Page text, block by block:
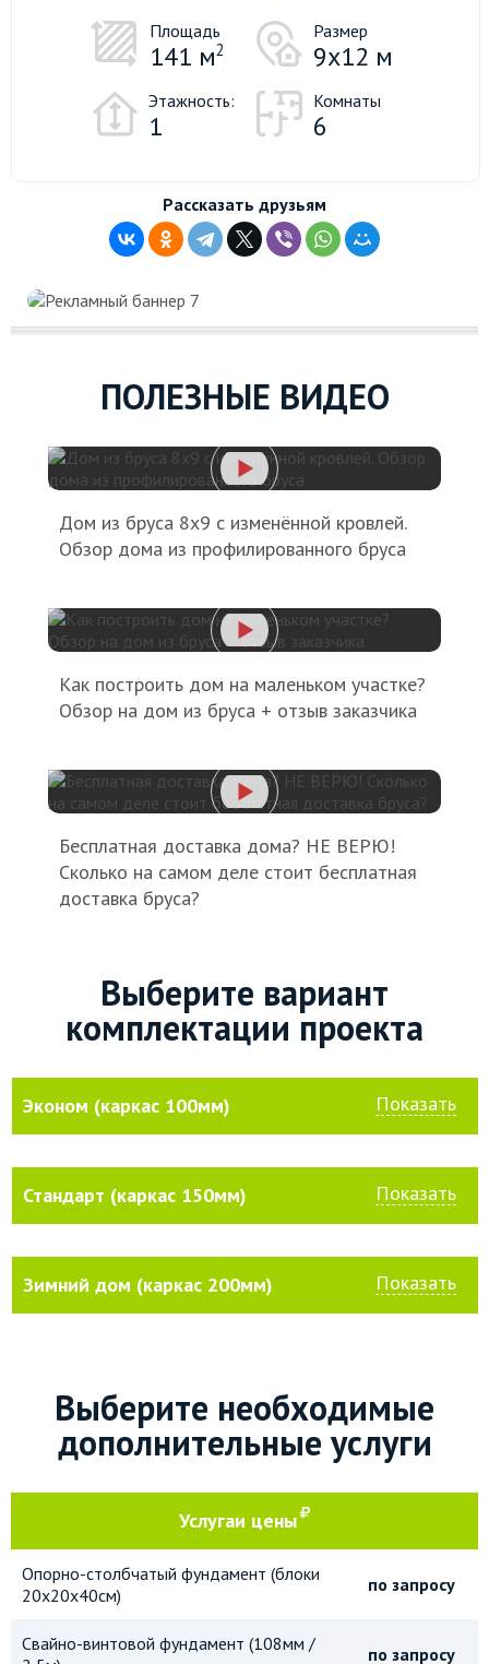
Площадь
141 м2
Размер
9х12 м
Этажность:
1
Комнаты
6
Рассказать друзьям
ПОЛЕЗНЫЕ ВИДЕО
Дом из бруса 8х9 с изменённой кровлей.
Обзор дома из профилированного бруса
Как построить дом на маленьком участке?
Обзор на дом из бруса + отзыв заказчика
Бесплатная доставка дома? НЕ ВЕРЮ!
Сколько на самом деле стоит бесплатная
доставка бруса?
Выберите вариант
комплектации проекта
Эконом (каркас 100мм) Показать
Стандарт (каркас 150мм) Показать
Зимний дом (каркас 200мм) Показать
Выберите необходимые
дополнительные услуги
Услугаи цены
Опорно-столбчатый фундамент (блоки
20х20х40см)
по запросу
Свайно-винтовой фундамент (108мм /
по запросу